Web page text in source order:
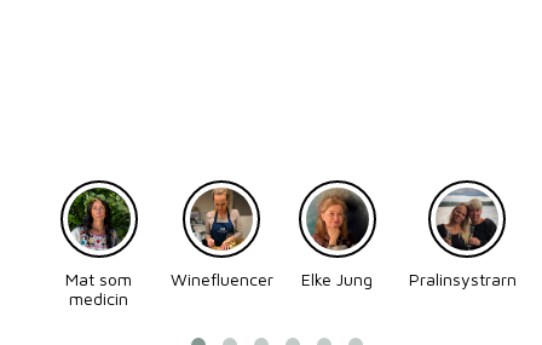
Mat som
medicin
Winefluencer Elke Jung
Pralinsystrarna